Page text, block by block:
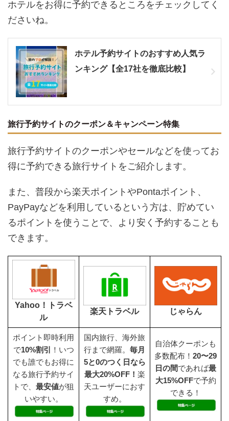
ホテルをお得に予約できるところをチェックしてく
ださいね。
ホテル予約サイトのおすすめ人気ラ
ンキング【全17社を徹底比較】
旅行予約サイトのクーポン＆キャンペーン特集
旅行予約サイトのクーポンやセールなどを使ってお
得に予約できる旅行サイトをご紹介します。
また、普段から楽天ポイントやPontaポイント、
PayPayなどを利用しているという方は、貯めてい
るポイントを使うことで、より安く予約することも
できます。
Yahoo！トラベ
ル
楽天トラベル じゃらん
ポイント即時利用
で10%割引
！いつ
でも誰でもお得に
なる旅行予約サイ
トで、 最安値が狙
いやすい。
国内旅行、海外旅
行まで網羅。 毎月
5と0のつく日なら
最大20%OFF！ 楽
天ユーザーにおす
すめ。
自治体クーポンも
多数配布！ 20〜29
日の間であれば最
大15%OFFで予約
できる！